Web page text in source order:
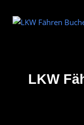
Home
LKW